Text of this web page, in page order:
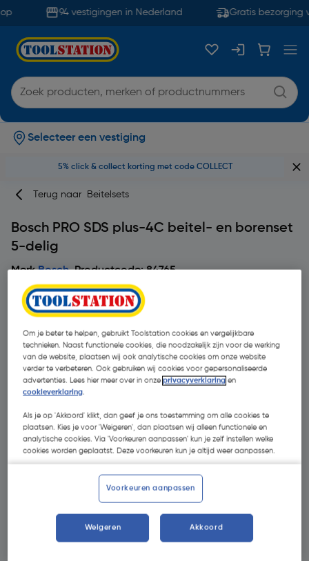
94 vestigingen in Nederland Gratis bezorging
Selecteer een vestiging
5% click & collect korting met code COLLECT
Terug naar Beitelsets
Bosch PRO SDS plus-4C beitel- en borenset
5-delig
MerkBosch Productcode: 84765
€ 51,89| Excl. btw € 42,88
Om je beter te helpen, gebruikt Toolstation cookies en vergelijkbare
technieken. Naast functionele cookies, die noodzakelijk zijn voor de werking
van de website, plaatsen wij ook analytische cookies om onze website
verder te verbeteren. Ook gebruiken wij cookies voor gepersonaliseerde
advertenties. Lees hier meer over in onzeprivacyverklaring en
cookieverklaring.
Als je op 'Akkoord' klikt, dan geef je ons toestemming om alle cookies te
plaatsen. Kies je voor 'Weigeren', dan plaatsen wij alleen functionele en
analytische cookies. Via 'Voorkeuren aanpassen' kun je zelf instellen welke
cookies worden geplaatst. Deze voorkeuren kun je altijd weer aanpassen.
Voorkeuren aanpassen
Weigeren Akkoord